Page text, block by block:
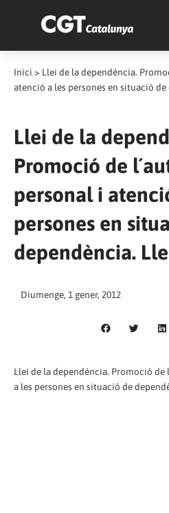
Inici > Llei de la dependència.
atenció a les persones en situació
Llei de la
Promoció de
personal i
persones en
dependència.
Diumenge, 1 gener, 2012
Llei de la dependència. Promoció
a les persones en situació de